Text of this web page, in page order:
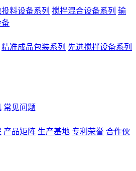
料设备系列 搅拌混合设备系列 输
备
精准成品包装系列 先进搅拌设备系列
常见问题
产品矩阵 生产基地 专利荣誉 合作伙